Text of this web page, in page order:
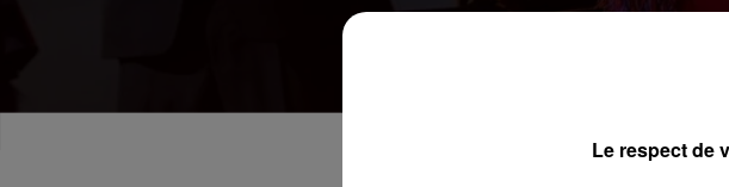
Le respect de